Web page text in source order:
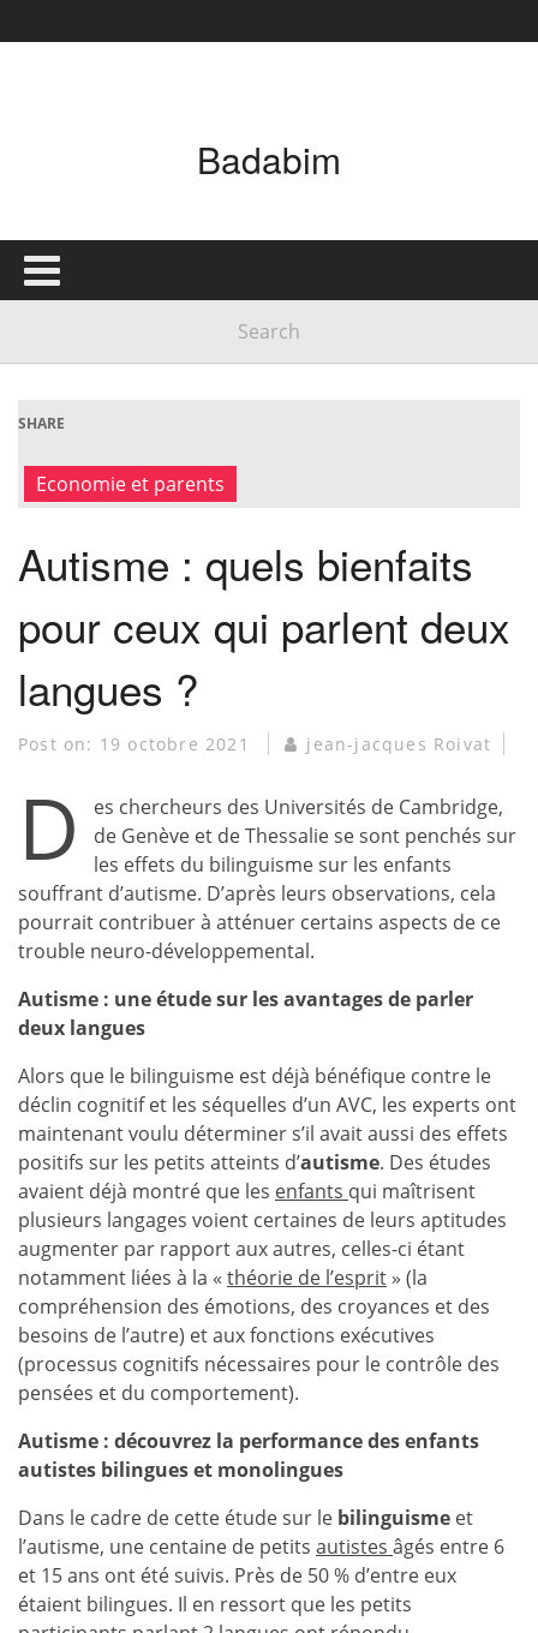
Badabim
SHARE
Economie et parents
Autisme : quels bienfaits
pour ceux qui parlent deux
langues ?
Post on: 19 octobre 2021 jean-jacques Roivat
D
es chercheurs des Universités de Cambridge,
de Genève et de Thessalie se sont penchés sur
les effets du bilinguisme sur les enfants
souffrant d’autisme. D’après leurs observations, cela
pourrait contribuer à atténuer certains aspects de ce
trouble neuro-développemental.
Autisme : une étude sur les avantages de parler
deux langues
Alors que le bilinguisme est déjà bénéfique contre le
déclin cognitif et les séquelles d’un AVC, les experts ont
maintenant voulu déterminer s’il avait aussi des effets
positifs sur les petits atteints d’autisme. Des études
avaient déjà montré que les enfants qui maîtrisent
plusieurs langages voient certaines de leurs aptitudes
augmenter par rapport aux autres, celles-ci étant
notamment liées à la « théorie de l’esprit » (la
compréhension des émotions, des croyances et des
besoins de l’autre) et aux fonctions exécutives
(processus cognitifs nécessaires pour le contrôle des
pensées et du comportement).
Autisme : découvrez la performance des enfants
autistes bilingues et monolingues
Dans le cadre de cette étude sur le bilinguisme et
l’autisme, une centaine de petits autistes âgés entre 6
et 15 ans ont été suivis. Près de 50 % d’entre eux
étaient bilingues. Il en ressort que les petits